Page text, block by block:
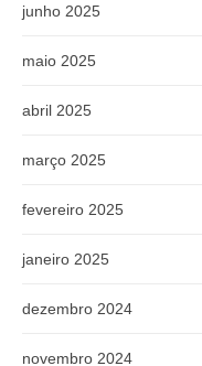
junho 2025
maio 2025
abril 2025
março 2025
fevereiro 2025
janeiro 2025
dezembro 2024
novembro 2024